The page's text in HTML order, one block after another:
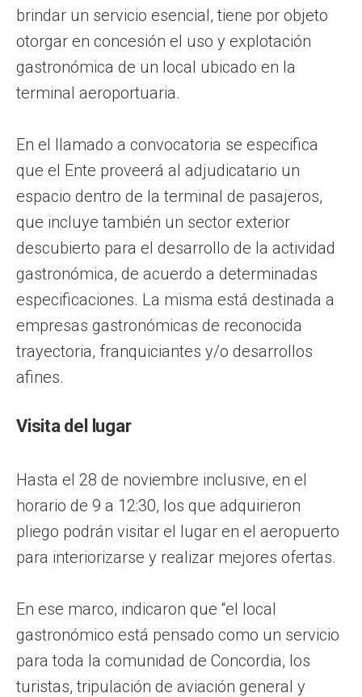
brindar un servicio esencial, tiene por objeto
otorgar en concesión el uso y explotación
gastronómica de un local ubicado en la
terminal aeroportuaria.
En el llamado a convocatoria se especifica
que el Ente proveerá al adjudicatario un
espacio dentro de la terminal de pasajeros,
que incluye también un sector exterior
descubierto para el desarrollo de la actividad
gastronómica, de acuerdo a determinadas
especificaciones. La misma está destinada a
empresas gastronómicas de reconocida
trayectoria, franquiciantes y/o desarrollos
afines.
Visita del lugar
Hasta el 28 de noviembre inclusive, en el
horario de 9 a 12:30, los que adquirieron
pliego podrán visitar el lugar en el aeropuerto
para interiorizarse y realizar mejores ofertas.
En ese marco, indicaron que “el local
gastronómico está pensado como un servicio
para toda la comunidad de Concordia, los
turistas, tripulación de aviación general y